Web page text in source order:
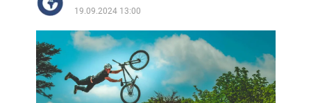
19.09.2024 13:00